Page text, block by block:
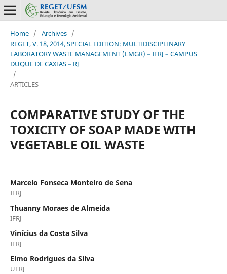
Home / Archives /
REGET, V. 18, 2014, SPECIAL EDITION: MULTIDISCIPLINARY
LABORATORY WASTE MANAGEMENT (LMGR) – IFRJ – CAMPUS
DUQUE DE CAXIAS – RJ
/
ARTICLES
COMPARATIVE STUDY OF THE
TOXICITY OF SOAP MADE WITH
VEGETABLE OIL WASTE
Marcelo Fonseca Monteiro de Sena
IFRJ
Thuanny Moraes de Almeida
IFRJ
Vinícius da Costa Silva
IFRJ
Elmo Rodrigues da Silva
UERJ